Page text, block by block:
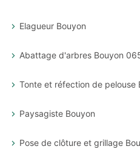
Elagueur Bouyon
Abattage d'arbres Bouyon
Tonte et réfection de pelouse
Paysagiste Bouyon
Pose de clôture et grillage